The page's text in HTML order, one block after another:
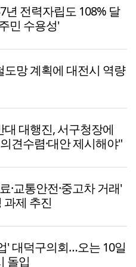
년 전력자립도 108% 달
민 수용성'
도망 계획에 대전시 역량
대 대행진, 서구청장에
견수렴·대안 제시해야"
·교통안전·중고차 거래'
과제 추진
' 대덕구의회…오는 10일
돌입